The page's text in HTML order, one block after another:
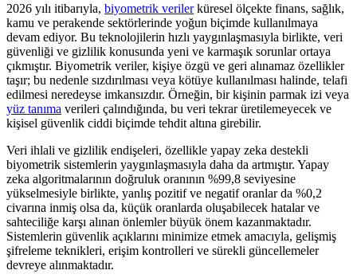
2026 yılı itibarıyla, biyometrik verilerküresel ölçekte finans, sağlık,
kamu ve perakende sektörlerinde yoğun biçimde kullanılmaya
devam ediyor. Bu teknolojilerin hızlı yaygınlaşmasıyla birlikte, veri
güvenliği ve gizlilik konusunda yeni ve karmaşık sorunlar ortaya
çıkmıştır. Biyometrik veriler, kişiye özgü ve geri alınamaz özellikler
taşır; bu nedenle sızdırılması veya kötüye kullanılması halinde, telafi
edilmesi neredeyse imkansızdır. Örneğin, bir kişinin parmak izi veya
yüz tanıma verileri çalındığında, bu veri tekrar üretilemeyecek ve
kişisel güvenlik ciddi biçimde tehdit altına girebilir.
Veri ihlali ve gizlilik endişeleri, özellikle yapay zeka destekli
biyometrik sistemlerin yaygınlaşmasıyla daha da artmıştır. Yapay
zeka algoritmalarının doğruluk oranının %99,8 seviyesine
yükselmesiyle birlikte, yanlış pozitif ve negatif oranlar da %0,2
civarına inmiş olsa da, küçük oranlarda oluşabilecek hatalar ve
sahteciliğe karşı alınan önlemler büyük önem kazanmaktadır.
Sistemlerin güvenlik açıklarını minimize etmek amacıyla, gelişmiş
şifreleme teknikleri, erişim kontrolleri ve sürekli güncellemeler
devreye alınmaktadır.